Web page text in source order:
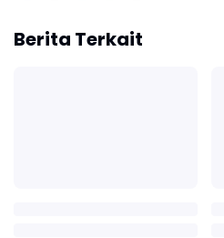
Berita Terkait